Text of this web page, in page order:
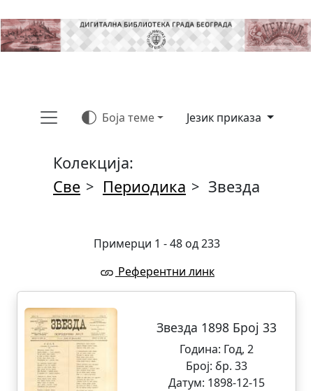
Боја теме Језик приказа
Колекција:
Све > Периодика > Звезда
Примерци 1 - 48 од 233
Референтни линк
Звезда 1898 Број 33
Година: Год, 2
Број: бр. 33
Датум: 1898-12-15